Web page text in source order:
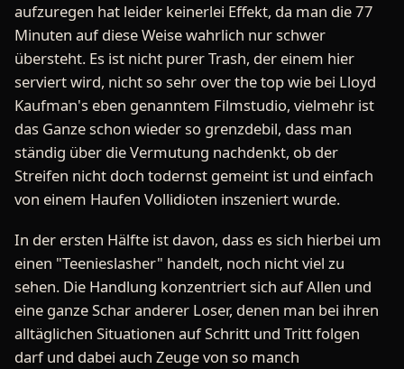
aufzuregen hat leider keinerlei Effekt, da man die 77
Minuten auf diese Weise wahrlich nur schwer
übersteht. Es ist nicht purer Trash, der einem hier
serviert wird, nicht so sehr over the top wie bei Lloyd
Kaufman's eben genanntem Filmstudio, vielmehr ist
das Ganze schon wieder so grenzdebil, dass man
ständig über die Vermutung nachdenkt, ob der
Streifen nicht doch todernst gemeint ist und einfach
von einem Haufen Vollidioten inszeniert wurde.
In der ersten Hälfte ist davon, dass es sich hierbei um
einen "Teenieslasher" handelt, noch nicht viel zu
sehen. Die Handlung konzentriert sich auf Allen und
eine ganze Schar anderer Loser, denen man bei ihren
alltäglichen Situationen auf Schritt und Tritt folgen
darf und dabei auch Zeuge von so manch